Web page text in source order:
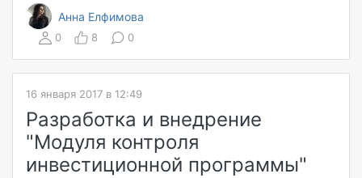
Анна Елфимова
0 8 0
16 января 2017 в 12:49
Разработка и внедрение
"Модуля контроля
инвестиционной программы"